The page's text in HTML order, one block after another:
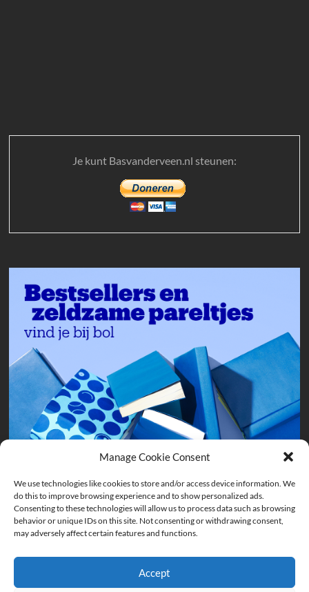
Manage Cookie Consent
We use technologies like cookies to store and/or access device information. We
do this to improve browsing experience and to show personalized ads.
Consenting to these technologies will allow us to process data such as browsing
behavior or unique IDs on this site. Not consenting or withdrawing consent,
may adversely affect certain features and functions.
Accept
Je kunt Basvanderveen.nl steunen: